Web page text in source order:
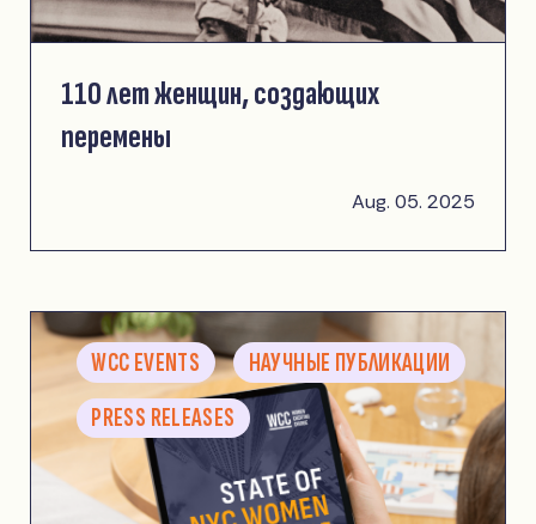
110 лет женщин, создающих
перемены
Aug. 05. 2025
WCC EVENTS
НАУЧНЫЕ ПУБЛИКАЦИИ
PRESS RELEASES